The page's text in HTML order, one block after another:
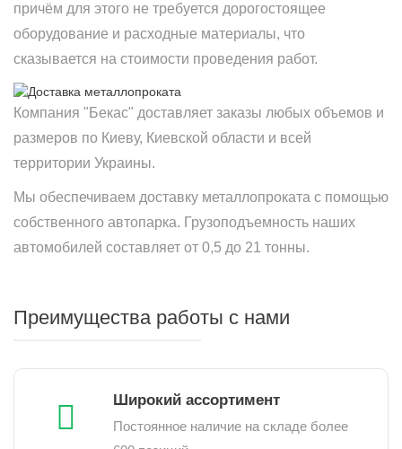
причём для этого не требуется дорогостоящее
оборудование и расходные материалы, что
сказывается на стоимости проведения работ.
Компания "Бекас" доставляет заказы любых объемов и
размеров по Киеву, Киевской области и всей
территории Украины.
Мы обеспечиваем доставку металлопроката с помощью
собственного автопарка. Грузоподъемность наших
автомобилей составляет от 0,5 до 21 тонны.
Преимущества работы с нами
Широкий ассортимент
Постоянное наличие на складе более